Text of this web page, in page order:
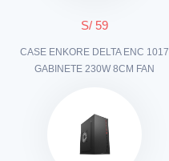
S/ 59
CASE ENKORE DELTA ENC 1017
GABINETE 230W 8CM FAN